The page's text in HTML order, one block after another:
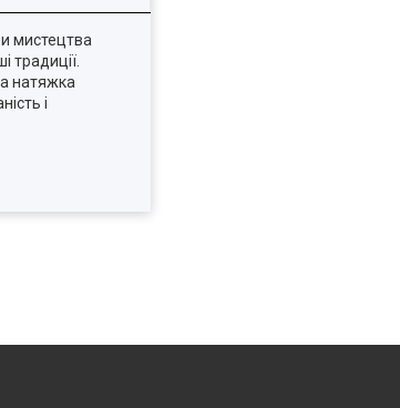
мистецтва
традиції.
натяжка
і